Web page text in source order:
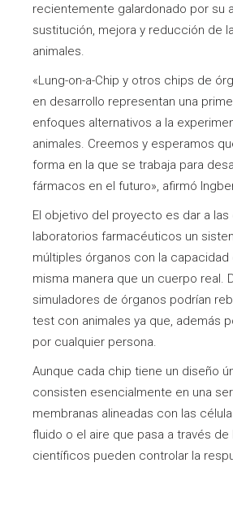
recientemente galardonado por su
sustitución, mejora y reducción de
animales.
«Lung-on-a-Chip y otros chips de
en desarrollo representan una
enfoques alternativos a la
animales. Creemos y esperamos
forma en la que se trabaja para
fármacos en el futuro», afirmó
El objetivo del proyecto es dar a
laboratorios farmacéuticos un
múltiples órganos con la capacidad
misma manera que un cuerpo real.
simuladores de órganos podrían
test con animales ya que, además
por cualquier persona.
Aunque cada chip tiene un diseño
consisten esencialmente en una
membranas alineadas con las
fluido o el aire que pasa a través de
científicos pueden controlar la